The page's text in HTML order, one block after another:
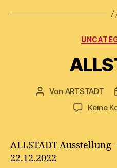
Beitragsautor
Von ARTSTADT
Keine
ALLSTADT Ausstellung
22.12.2022